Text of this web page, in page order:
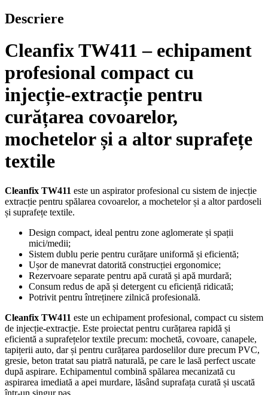
Descriere
Cleanfix TW411 – echipament
profesional compact cu
injecție-extracție pentru
curățarea covoarelor,
mochetelor și a altor suprafețe
textile
Cleanfix TW411 este un aspirator profesional cu sistem de injecție
extracție pentru spălarea covoarelor, a mochetelor și a altor pardoseli
și suprafețe textile.
Design compact, ideal pentru zone aglomerate și spații
mici/medii;
Sistem dublu perie pentru curățare uniformă și eficientă;
Ușor de manevrat datorită construcției ergonomice;
Rezervoare separate pentru apă curată și apă murdară;
Consum redus de apă și detergent cu eficiență ridicată;
Potrivit pentru întreținere zilnică profesională.
Cleanfix TW411 este un echipament profesional, compact cu sistem
de injecție-extracție. Este proiectat pentru curățarea rapidă și
eficientă a suprafețelor textile precum: mochetă, covoare, canapele,
tapițerii auto, dar și pentru curățarea pardoselilor dure precum PVC,
gresie, beton tratat sau piatră naturală, pe care le lasă perfect uscate
după aspirare. Echipamentul combină spălarea mecanizată cu
aspirarea imediată a apei murdare, lăsând suprafața curată și uscată
într-un singur pas.